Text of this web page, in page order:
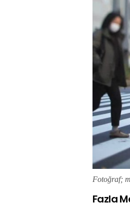
Fotoğraf;
Fazla